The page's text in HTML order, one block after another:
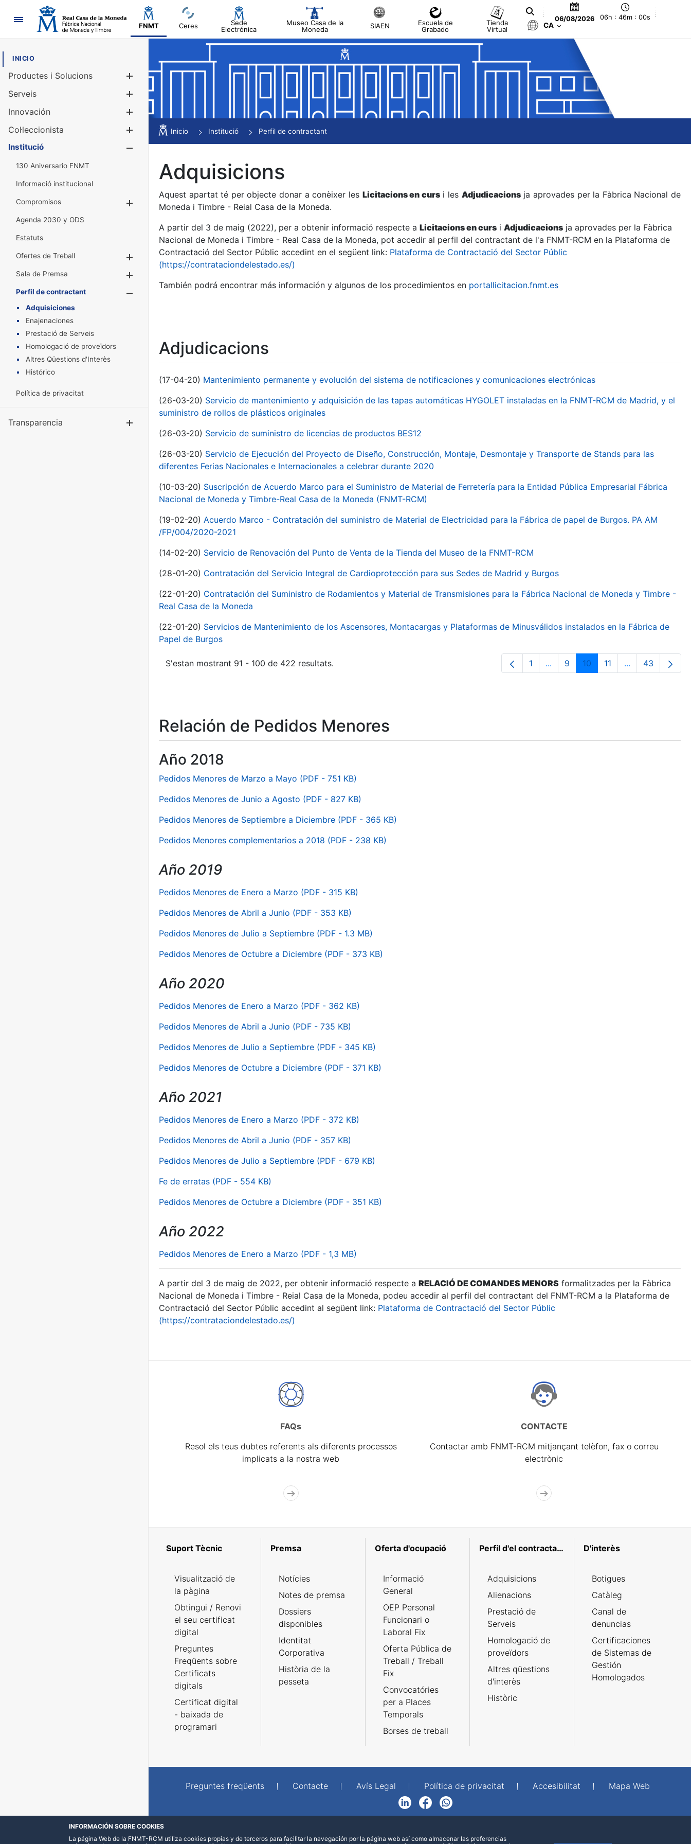
Navegació
FNMT Ceres
Sede
Electrónica
Museo Casa de la
Moneda
SIAEN
Escuela de
Grabado
Tienda
Virtual
06/08/2026 06h : 46m : 01s
CA
INICIO
Productes i Solucions
Mostra/Amaga
Serveis
Innovación
Col·leccionista
Mostra/Amaga
Institució
130 Aniversario FNMT
Informació institucional
Compromisos
Mostra/Amaga
Agenda 2030 y ODS
Estatuts
Ofertes de Treball
Mostra/Amaga
Sala de Premsa
Perfil de contractant
Adquisiciones
Enajenaciones
Prestació de Serveis
Homologació de proveïdors
Altres Qüestions d'Interès
Histórico
Política de privacitat
Transparencia
Inicio Institució Perfil de contractant
Adquisicions
Aquest apartat té per objecte donar a conèixer les Licitacions en cursi les Adjudicacionsja aprovades per la Fàbrica Nacional de
Moneda i Timbre - Reial Casa de la Moneda.
A partir del 3 de maig (2022), per a obtenir informació respecte a Licitacions en curs i Adjudicacions ja aprovades per la Fàbrica
Nacional de Moneda i Timbre - Real Casa de la Moneda, pot accedir al perfil del contractant de l'a FNMT-RCM en la Plataforma de
Contractació del Sector Públic accedint en el següent link: Plataforma de Contractació del Sector Públic
(https://contrataciondelestado.es/)
También podrá encontrar más información y algunos de los procedimientos en portallicitacion.fnmt.es
Adjudicacions
(17-04-20) Mantenimiento permanente y evolución del sistema de notificaciones y comunicaciones electrónicas
(26-03-20) Servicio de mantenimiento y adquisición de las tapas automáticas HYGOLET instaladas en la FNMT-RCM de Madrid, y el
suministro de rollos de plásticos originales
(26-03-20) Servicio de suministro de licencias de productos BES12
(26-03-20) Servicio de Ejecución del Proyecto de Diseño, Construcción, Montaje, Desmontaje y Transporte de Stands para las
diferentes Ferias Nacionales e Internacionales a celebrar durante 2020
(10-03-20) Suscripción de Acuerdo Marco para el Suministro de Material de Ferretería para la Entidad Pública Empresarial Fábrica
Nacional de Moneda y Timbre-Real Casa de la Moneda (FNMT-RCM)
(19-02-20) Acuerdo Marco - Contratación del suministro de Material de Electricidad para la Fábrica de papel de Burgos. PA AM
/FP/004/2020-2021
(14-02-20) Servicio de Renovación del Punto de Venta de la Tienda del Museo de la FNMT-RCM
(28-01-20) Contratación del Servicio Integral de Cardioprotección para sus Sedes de Madrid y Burgos
(22-01-20) Contratación del Suministro de Rodamientos y Material de Transmisiones para la Fábrica Nacional de Moneda y Timbre -
Real Casa de la Moneda
(22-01-20) Servicios de Mantenimiento de los Ascensores, Montacargas y Plataformas de Minusválidos instalados en la Fábrica de
Papel de Burgos
S'estan mostrant 91 - 100 de 422 resultats. Pàgina
1 ...Pàgines intermèdies Utilitzeu TAB
Pàgina
9 Pàgina
10 Pàgina
11 ...PàginesPàgina
43
Relación de Pedidos Menores
Año 2018
Pedidos Menores de Marzo a Mayo (PDF - 751 KB)
Pedidos Menores de Junio a Agosto (PDF - 827 KB)
Pedidos Menores de Septiembre a Diciembre (PDF - 365 KB)
Pedidos Menores complementarios a 2018 (PDF - 238 KB)
Año 2019
Pedidos Menores de Enero a Marzo (PDF - 315 KB)
Pedidos Menores de Abril a Junio (PDF - 353 KB)
Pedidos Menores de Julio a Septiembre (PDF - 1.3 MB)
Pedidos Menores de Octubre a Diciembre (PDF - 373 KB)
Año 2020
Pedidos Menores de Enero a Marzo (PDF - 362 KB)
Pedidos Menores de Abril a Junio (PDF - 735 KB)
Pedidos Menores de Julio a Septiembre (PDF - 345 KB)
Pedidos Menores de Octubre a Diciembre (PDF - 371 KB)
Año 2021
Pedidos Menores de Enero a Marzo (PDF - 372 KB)
Pedidos Menores de Abril a Junio (PDF - 357 KB)
Pedidos Menores de Julio a Septiembre (PDF - 679 KB)
Fe de erratas (PDF - 554 KB)
Pedidos Menores de Octubre a Diciembre (PDF - 351 KB)
Año 2022
Pedidos Menores de Enero a Marzo (PDF - 1,3 MB)
A partir del 3 de maig de 2022, per obtenir informació respecte a RELACIÓ DE COMANDES MENORS formalitzades per la Fàbrica
Nacional de Moneda i Timbre - Reial Casa de la Moneda, podeu accedir al perfil del contractant del FNMT-RCM a la Plataforma de
Contractació del Sector Públic accedint al següent link: Plataforma de Contractació del Sector Públic
(https://contrataciondelestado.es/)
FAQs
Resol els teus dubtes referents als diferents processos
implicats a la nostra web
CONTACTE
Contactar amb FNMT-RCM mitjançant telèfon, fax o correu
electrònic
Suport Tècnic
Visualització de
la pàgina
Obtingui / Renovi
el seu certificat
digital
Preguntes
Freqüents sobre
Certificats
digitals
Certificat digital
- baixada de
programari
Premsa
Notícies
Notes de premsa
Dossiers
disponibles
Identitat
Corporativa
Història de la
pesseta
Oferta d'ocupació
Informació
General
OEP Personal
Funcionari o
Laboral Fix
Oferta Pública de
Treball / Treball
Fix
Convocatóries
per a Places
Temporals
Borses de treball
Perfil d'el contractant
Adquisicions
Alienacions
Prestació de
Serveis
Homologació de
proveïdors
Altres qüestions
d'interès
Històric
D'interès
Botigues
Catàleg
Canal de
denuncias
Certificaciones
de Sistemas de
Gestión
Homologados
Preguntes freqüents Contacte Avís Legal Política de privacitat Accesibilitat
Mapa Web
FacebookWhatsApp
INFORMACIÓN SOBRE COOKIES
La página Web de la FNMT-RCM utiliza cookies propias y de terceros para facilitar la navegación por la página web así como almacenar las preferencias